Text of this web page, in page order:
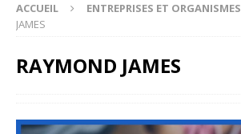
ACCUEIL ENTREPRISES ET ORGANISMES
JAMES
RAYMOND JAMES